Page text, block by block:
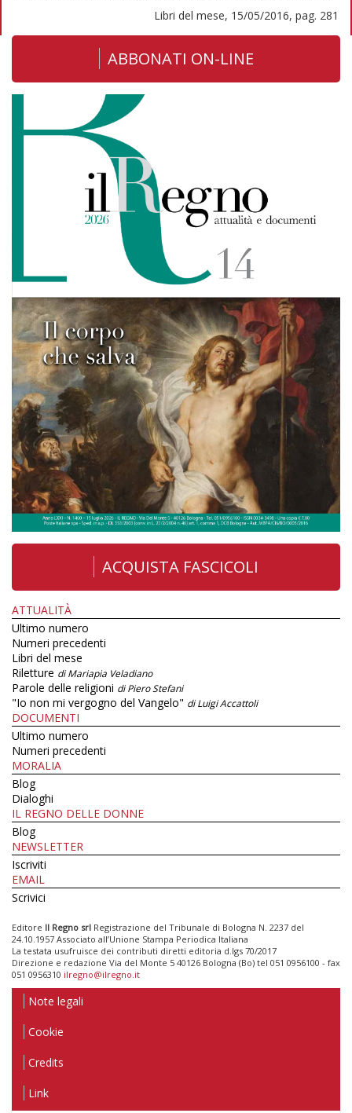
Libri del mese, 15/05/2016, pag. 281
ABBONATI ON-LINE
ACQUISTA FASCICOLI
ATTUALITÀ
Ultimo numero
Numeri precedenti
Libri del mese
Riletture di Mariapia Veladiano
Parole delle religioni di Piero Stefani
"Io non mi vergogno del Vangelo" di Luigi Accattoli
DOCUMENTI
Ultimo numero
Numeri precedenti
MORALIA
Blog
Dialoghi
IL REGNO DELLE DONNE
Blog
NEWSLETTER
Iscriviti
EMAIL
Scrivici
Editore Il Regno srl Registrazione del Tribunale di Bologna N. 2237 del
24.10.1957 Associato all’Unione Stampa Periodica Italiana
La testata usufruisce dei contributi diretti editoria d.lgs 70/2017
Direzione e redazione Via del Monte 5 40126 Bologna (Bo) tel 051 0956100 - fax
051 0956310 ilregno@ilregno.it
Note legali
Cookie
Credits
Link